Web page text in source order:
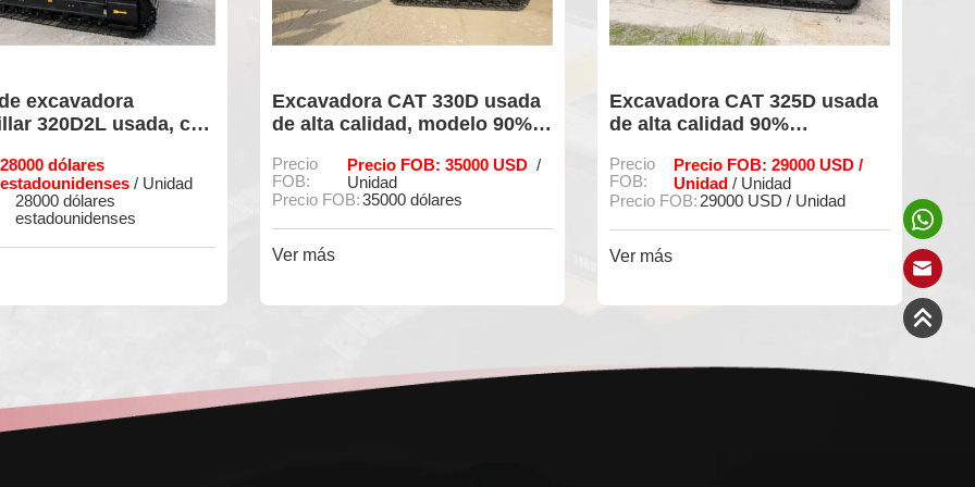
CAT 330D usada
calidad, modelo 90%,
Precio FOB: 35000 USD
Unidad
FOB:35000 dólares
Excavadora CAT 325D usada
de alta calidad 90%
Precio
FOB:
Precio FOB: 29000 USD /
Unidad
Precio FOB:29000 USD / Unidad
Ver más
Excavadora CAT 315 90% de
segunda mano, nueva y de
trabajar.
Precio
FOB:
Precio FOB: 25000 USD /
Unidad/ Unidad
Precio FOB::25000 USD / Unidad
Ver más